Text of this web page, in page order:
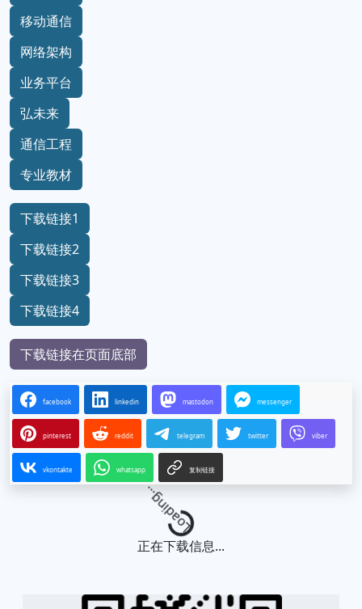
移动通信
网络架构
业务平台
弘未来
通信工程
专业教材
下载链接1
下载链接2
下载链接3
下载链接4
下载链接在页面底部
facebook linkedin mastodon messenger
pinterest reddit telegram twitter viber
vkontakte whatsapp 复制链接
Loading...
正在下载信息...